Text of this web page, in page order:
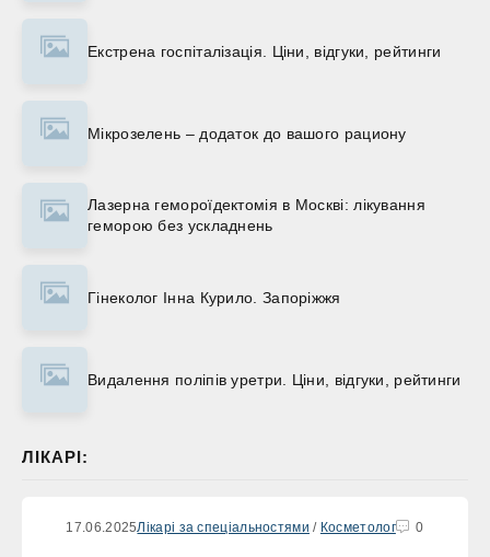
Екстрена госпіталізація. Ціни, відгуки, рейтинги
Мікрозелень – додаток до вашого рациону
Лазерна гемороїдектомія в Москві: лікування
геморою без ускладнень
Гінеколог Інна Курило. Запоріжжя
Видалення поліпів уретри. Ціни, відгуки, рейтинги
ЛІКАРІ:
17.06.2025Лікарі за спеціальностями / Косметолог 0